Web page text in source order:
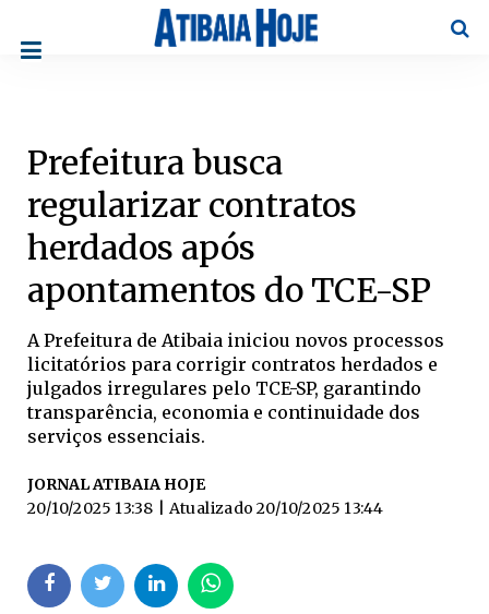
Prefeitura busca
regularizar contratos
herdados após
apontamentos do TCE-SP
A Prefeitura de Atibaia iniciou novos processos
licitatórios para corrigir contratos herdados e
julgados irregulares pelo TCE-SP, garantindo
transparência, economia e continuidade dos
serviços essenciais.
JORNAL ATIBAIA HOJE
20/10/2025 13:38
| Atualizado 20/10/2025 13:44